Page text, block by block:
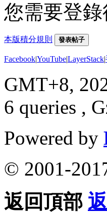
您需要登
本版積分規則 發表帖子
Facebook|YouTube|LayerStack|
GMT+8,
6 queries ,
Powered by
© 2001-
返回頂部